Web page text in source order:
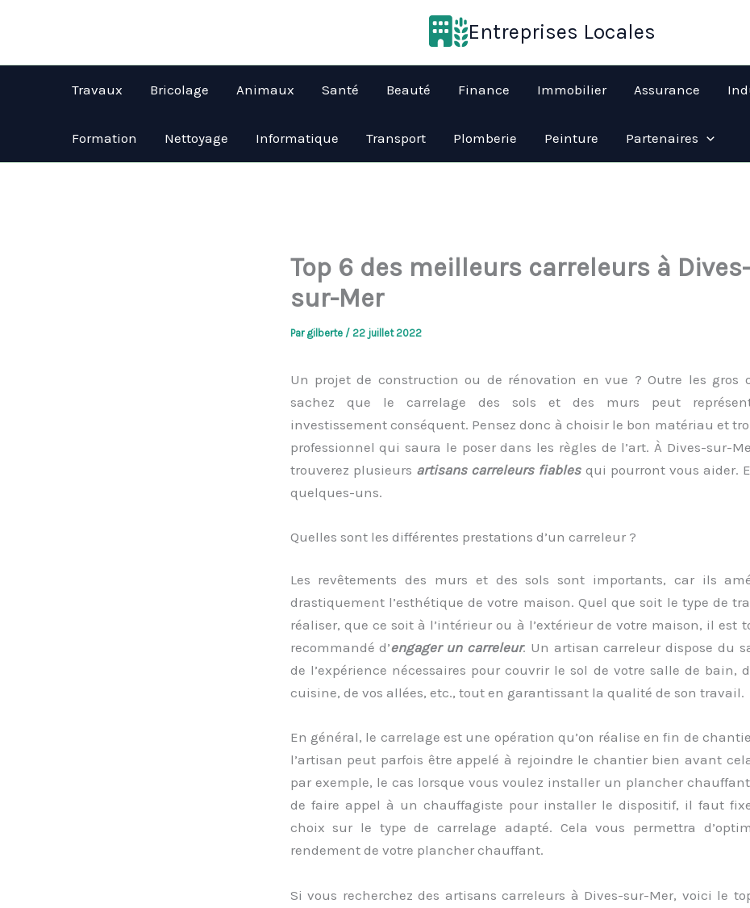
Entreprises Locales
Travaux Bricolage Animaux Santé Beauté Finance Immobilier Assurance
Formation Nettoyage Informatique Transport Plomberie Peinture Partenaires
Top 6 des meilleurs carreleurs à Dives-
sur-Mer
Par gilberte / 22 juillet 2022
Un projet de construction ou de rénovation en vue ? Outre les gros
sachez que le carrelage des sols et des murs peut
investissement conséquent. Pensez donc à choisir le bon matériau et
professionnel qui saura le poser dans les règles de l’art. À Dives-sur-
trouverez plusieurs artisans carreleurs fiablesqui pourront vous aider.
quelques-uns.
Quelles sont les différentes prestations d’un carreleur ?
Les revêtements des murs et des sols sont importants, car ils
drastiquement l’esthétique de votre maison. Quel que soit le type de
réaliser, que ce soit à l’intérieur ou à l’extérieur de votre maison, il est
recommandé d’engager un carreleur. Un artisan carreleur dispose du
de l’expérience nécessaires pour couvrir le sol de votre salle de bain,
cuisine, de vos allées, etc., tout en garantissant la qualité de son travail.
En général, le carrelage est une opération qu’on réalise en fin de
l’artisan peut parfois être appelé à rejoindre le chantier bien avant
par exemple, le cas lorsque vous voulez installer un plancher
de faire appel à un chauffagiste pour installer le dispositif, il faut
choix sur le type de carrelage adapté. Cela vous permettra
rendement de votre plancher chauffant.
Si vous recherchez des artisans carreleurs à Dives-sur-Mer, voici le